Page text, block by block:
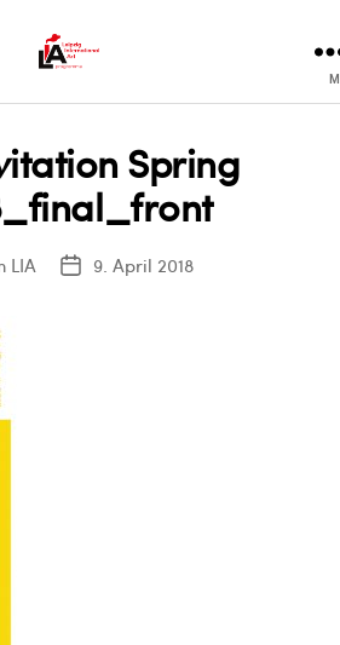
Spring
LIA Veröffentlichungsdatum
9. April 2018